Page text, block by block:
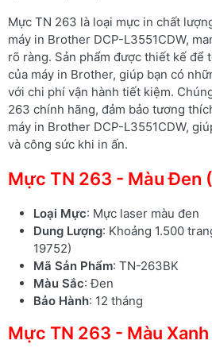
Mực TN 263 là loại mực in chất
máy in Brother DCP-L3551CDW,
rõ ràng. Sản phẩm được thiết kế để
của máy in Brother, giúp bạn có
với chi phí vận hành tiết kiệm.
263 chính hãng, đảm bảo tương
máy in Brother DCP-L3551CDW,
và công sức khi in ấn.
Mực TN 263 - Màu Đen
Loại Mực: Mực laser màu đen
Dung Lượng: Khoảng 1.500
19752)
Mã Sản Phẩm: TN-263BK
Màu Sắc: Đen
Bảo Hành: 12 tháng
Mực TN 263 - Màu